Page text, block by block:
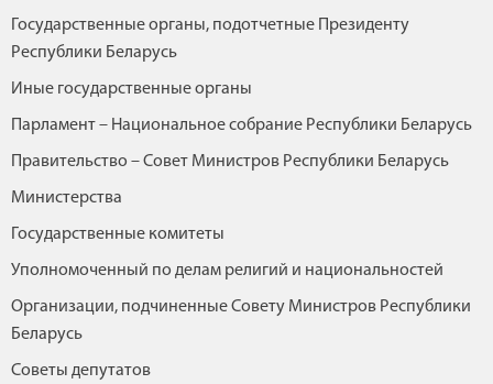
Государственные органы, подотчетные Президенту
Республики Беларусь
Иные государственные органы
Парламент – Национальное собрание Республики Беларусь
Правительство – Совет Министров Республики Беларусь
Министерства
Государственные комитеты
Уполномоченный по делам религий и национальностей
Организации, подчиненные Совету Министров Республики
Беларусь
Советы депутатов